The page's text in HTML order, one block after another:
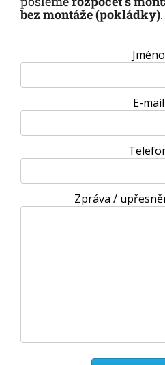
bez montáže (pokládky).